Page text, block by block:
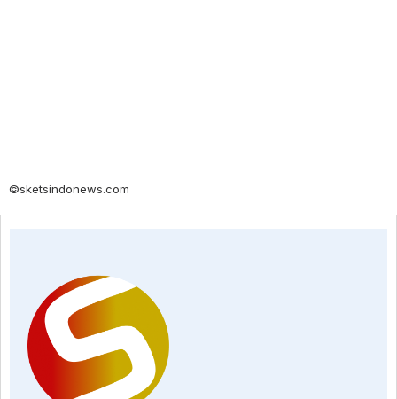
©sketsindonews.com